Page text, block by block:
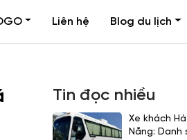
Liên hệ Blog du lịch
Tin đọc nhiều
Xe khách
Nẵng: Danh